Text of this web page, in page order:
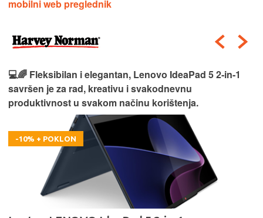
mobilni web preglednik
💻🌈 Fleksibilan i elegantan, Lenovo IdeaPad 5 2‑in‑1
savršen je za rad, kreativu i svakodnevnu
produktivnost u svakom načinu korištenja.
-10% + POKLON